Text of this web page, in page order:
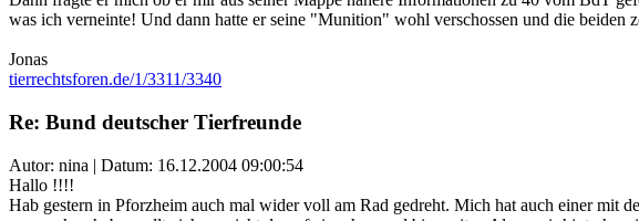
was ich verneinte! Und dann hatte er seine "Munition" wohl verschossen und die beiden
Jonas
tierrechtsforen.de/1/3311/3340
Re: Bund deutscher Tierfreunde
Autor: nina | Datum: 16.12.2004 09:00:54
Hallo !!!!
Hab gestern in Pforzheim auch mal wider voll am Rad gedreht. Mich hat auch einer mit